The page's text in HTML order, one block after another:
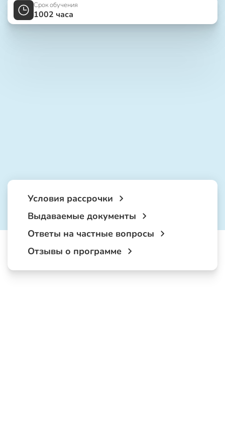
Срок обучения
1002 часа
Условия рассрочки
Выдаваемые документы
Ответы на частные вопросы
Отзывы о программе